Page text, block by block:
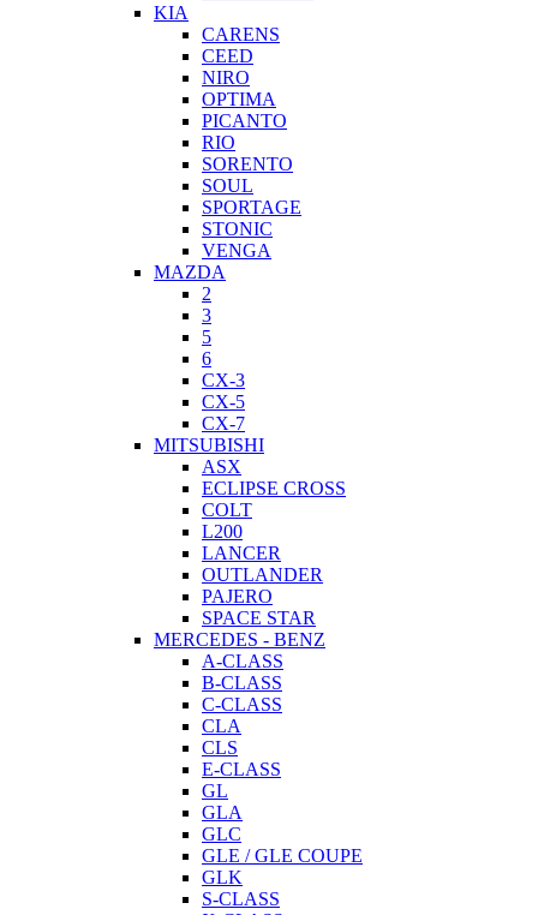
KIA
CARENS
CEED
NIRO
OPTIMA
PICANTO
RIO
SORENTO
SOUL
SPORTAGE
STONIC
VENGA
MAZDA
2
3
5
6
CX-3
CX-5
CX-7
MITSUBISHI
ASX
ECLIPSE CROSS
COLT
L200
LANCER
OUTLANDER
PAJERO
SPACE STAR
MERCEDES - BENZ
A-CLASS
B-CLASS
C-CLASS
CLA
CLS
E-CLASS
GL
GLA
GLC
GLE / GLE COUPE
GLK
S-CLASS